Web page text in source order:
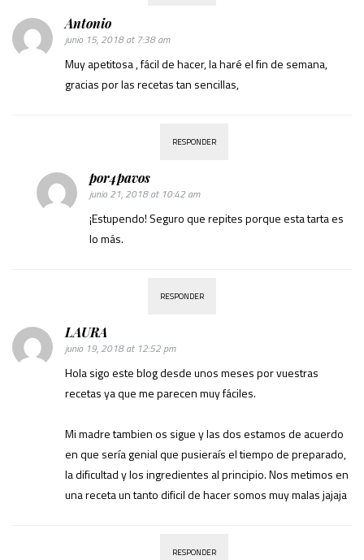
Antonio
junio 15, 2018 at 7:38 am
Muy apetitosa , fácil de hacer, la haré el fin de semana,
gracias por las recetas tan sencillas,
RESPONDER
por4pavos
junio 21, 2018 at 10:42 am
¡Estupendo! Seguro que repites porque esta tarta es
lo más.
RESPONDER
LAURA
junio 19, 2018 at 12:52 pm
Hola sigo este blog desde unos meses por vuestras
recetas ya que me parecen muy fáciles.
Mi madre tambien os sigue y las dos estamos de acuerdo
en que sería genial que pusieraís el tiempo de preparado,
la dificultad y los ingredientes al principio. Nos metimos en
una receta un tanto dificil de hacer somos muy malas jajaja
RESPONDER